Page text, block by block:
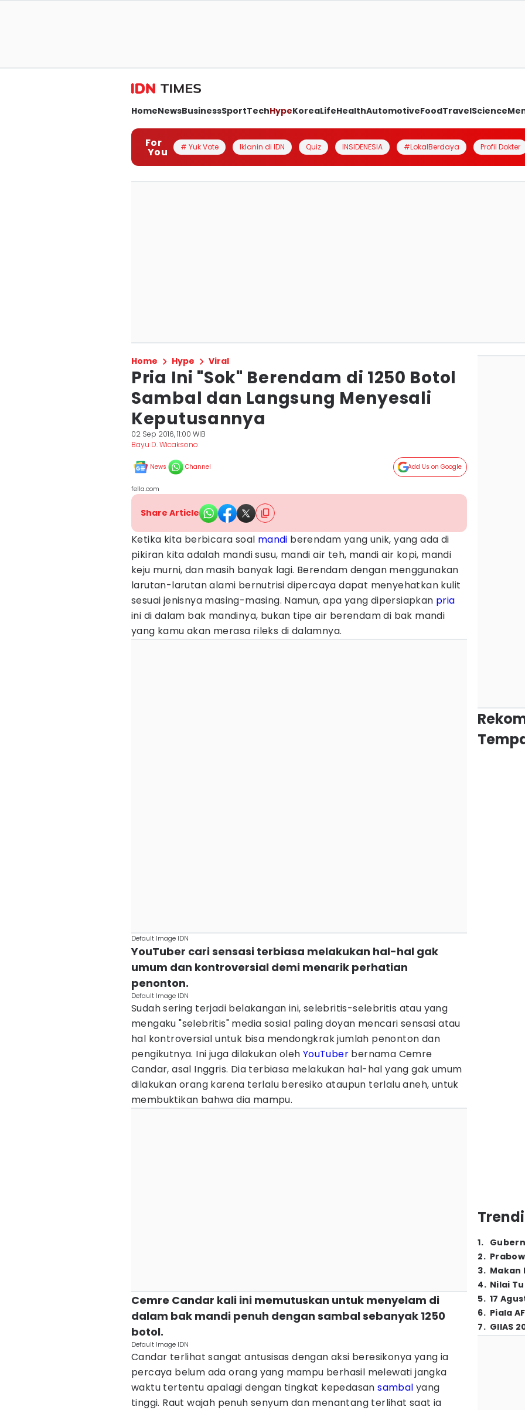
HomeNewsBusinessSportTechHypeKoreaLifeHealthAutomotiveFoodTravelScience
For
You # Yuk Vote Iklanin di IDN Quiz INSIDENESIA #LokalBerdaya Profil Dokter
Home Hype Viral
Pria Ini "Sok" Berendam di 1250 Botol
Sambal dan Langsung Menyesali
Keputusannya
02 Sep 2016, 11:00 WIB
Bayu D. Wicaksono
News Channel Add Us on Google
fella.com
Share Article
Ketika kita berbicara soal mandi berendam yang unik, yang ada di
pikiran kita adalah mandi susu, mandi air teh, mandi air kopi, mandi
keju murni, dan masih banyak lagi. Berendam dengan menggunakan
larutan-larutan alami bernutrisi dipercaya dapat menyehatkan kulit
sesuai jenisnya masing-masing. Namun, apa yang dipersiapkan pria
ini di dalam bak mandinya, bukan tipe air berendam di bak mandi
yang kamu akan merasa rileks di dalamnya.
Default Image IDN
YouTuber cari sensasi terbiasa melakukan hal-hal gak
umum dan kontroversial demi menarik perhatian
penonton.
Default Image IDN
Sudah sering terjadi belakangan ini, selebritis-selebritis atau yang
mengaku "selebritis" media sosial paling doyan mencari sensasi atau
hal kontroversial untuk bisa mendongkrak jumlah penonton dan
pengikutnya. Ini juga dilakukan oleh YouTuber bernama Cemre
Candar, asal Inggris. Dia terbiasa melakukan hal-hal yang gak umum
dilakukan orang karena terlalu beresiko ataupun terlalu aneh, untuk
membuktikan bahwa dia mampu.
Cemre Candar kali ini memutuskan untuk menyelam di
dalam bak mandi penuh dengan sambal sebanyak 1250
botol.
Default Image IDN
Candar terlihat sangat antusisas dengan aksi beresikonya yang ia
percaya belum ada orang yang mampu berhasil melewati jangka
waktu tertentu apalagi dengan tingkat kepedasansambal yang
tinggi. Raut wajah penuh senyum dan menantang terlihat saat ia
1.
2.
3. Makan
4. Nilai
5. 17
6. Piala
7. GIIAS